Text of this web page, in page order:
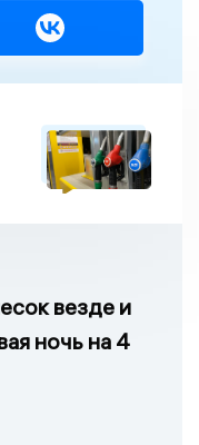
везде и
ночь на 4